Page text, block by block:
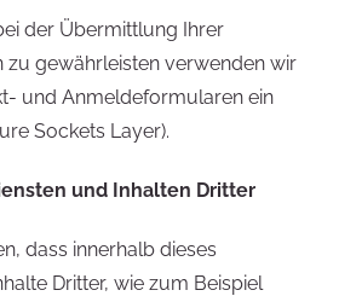
der Übermittlung Ihrer
zu gewährleisten verwenden wir
und Anmeldeformularen ein
Sockets Layer).
und Inhalten Dritter
dass innerhalb dieses
Dritter, wie zum Beispiel